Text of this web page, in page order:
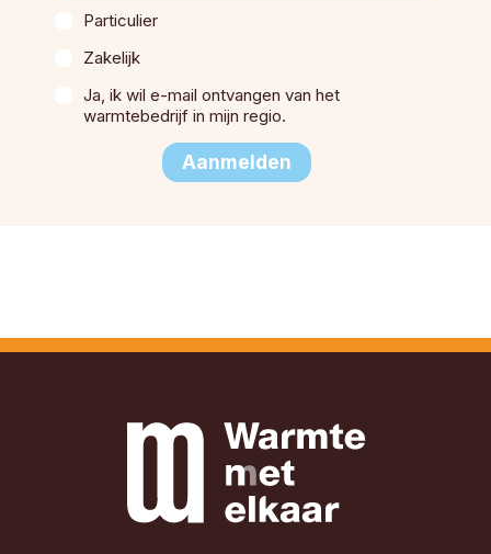
Particulier
Particulier
Zakelijk
Zakelijk
Instemming
Ja, ik wil e-mail ontvangen van het
warmtebedrijf in mijn regio.
Aanmelden